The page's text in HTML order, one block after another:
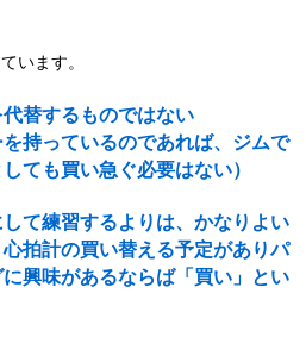
います。
替するものではない
を持っているのであれば、ジムで
ても買い急ぐ必要はない）
て練習するよりは、かなりよい
心拍計の買い替える予定がありパ
興味があるならば「買い」とい